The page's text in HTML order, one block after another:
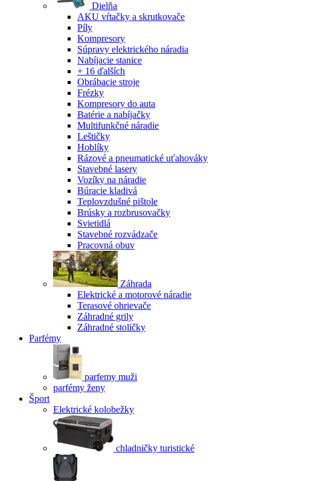
Dielňa
AKU vŕtačky a skrutkovače
Píly
Kompresory
Súpravy elektrického náradia
Nabíjacie stanice
+ 16 ďalších
Obrábacie stroje
Frézky
Kompresory do auta
Batérie a nabíjačky
Multifunkčné náradie
Leštičky
Hoblíky
Rázové a pneumatické uťahováky
Stavebné lasery
Vozíky na náradie
Búracie kladivá
Teplovzdušné pištole
Brúsky a rozbrusovačky
Svietidlá
Stavebné rozvádzače
Pracovná obuv
Záhrada
Elektrické a motorové náradie
Terasové ohrievače
Záhradné grily
Záhradné stoličky
Parfémy
parfemy muži
parfémy ženy
Šport
Elektrické kolobežky
chladničky turistické